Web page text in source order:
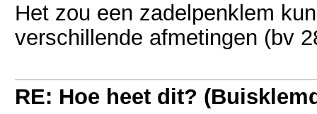
Het zou een zadelpenklem
verschillende afmetingen (bv
RE: Hoe heet dit?